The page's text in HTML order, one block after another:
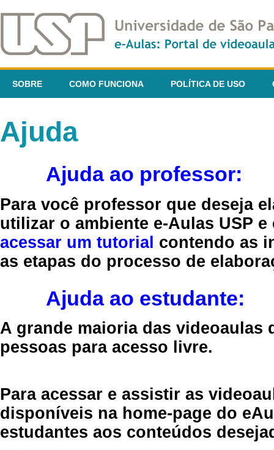
SOBRE COMO FUNCIONA POLÍTICA DE USO
Ajuda
Ajuda ao professor:
Para você professor que deseja
utilizar o ambiente e-Aulas USP
acessar um tutorial contendo as
as etapas do processo de
Ajuda ao estudante:
A grande maioria das videoaulas
pessoas para acesso livre.
Para acessar e assistir as
disponíveis na home-page do
estudantes aos conteúdos